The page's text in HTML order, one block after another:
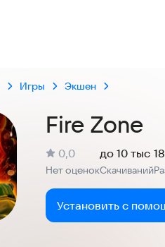
Игры Экшен
Fire Zone
Рейтинг:
0,0
Нет оценокСкачиваний
до 10 тыс
Установить с